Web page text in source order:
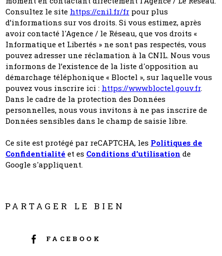
Consultez le site https://cnil.fr/fr pour plus
d’informations sur vos droits. Si vous estimez, après
avoir contacté l'Agence / le Réseau, que vos droits «
Informatique et Libertés » ne sont pas respectés, vous
pouvez adresser une réclamation à la CNIL. Nous vous
informons de l’existence de la liste d'opposition au
démarchage téléphonique « Bloctel », sur laquelle vous
pouvez vous inscrire ici : https://www.bloctel.gouv.fr.
Dans le cadre de la protection des Données
personnelles, nous vous invitons à ne pas inscrire de
Données sensibles dans le champ de saisie libre.
Ce site est protégé par reCAPTCHA, les Politiques de
Confidentialité et es Conditions d'utilisation de
Google s'appliquent.
PARTAGER LE BIEN
FACEBOOK